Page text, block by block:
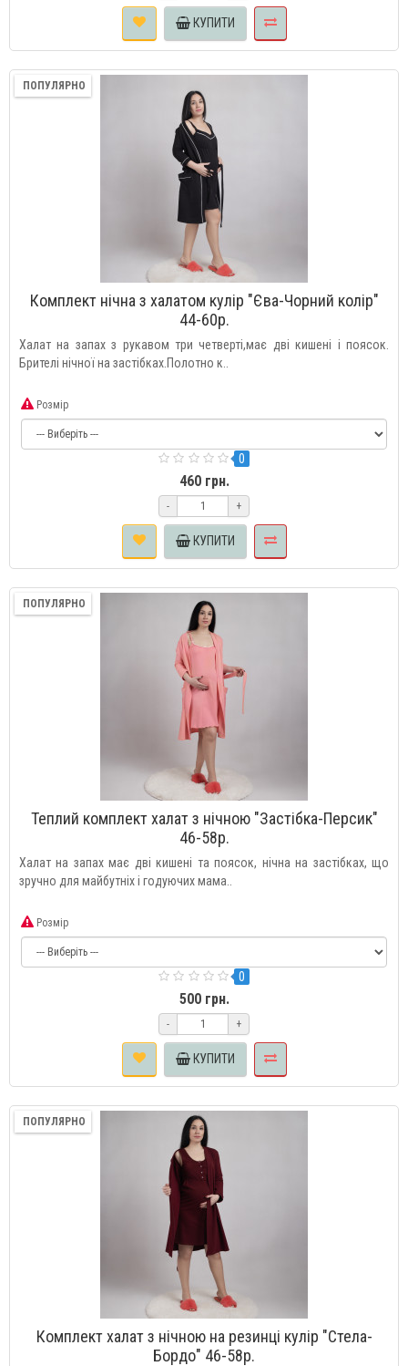
КУПИТИ
ПОПУЛЯРНО
Комплект нічна з халатом кулір "Єва-Чорний колір"
44-60р.
Халат на запах з рукавом три четверті,має дві кишені і поясок.
Брителі нічної на застібках.Полотно к..
Розмір
0
460 грн.
- +
КУПИТИ
ПОПУЛЯРНО
Теплий комплект халат з нічною "Застібка-Персик"
46-58р.
Халат на запах має дві кишені та поясок, нічна на застібках, що
зручно для майбутніх і годуючих мама..
Розмір
0
500 грн.
- +
КУПИТИ
ПОПУЛЯРНО
Комплект халат з нічною на резинці кулір "Стела-
Бордо" 46-58р.